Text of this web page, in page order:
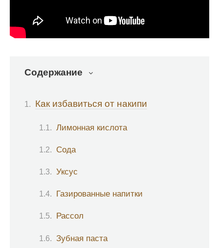
Содержание
Как избавиться от накипи
Лимонная кислота
Сода
Уксус
Газированные напитки
Рассол
Зубная паста